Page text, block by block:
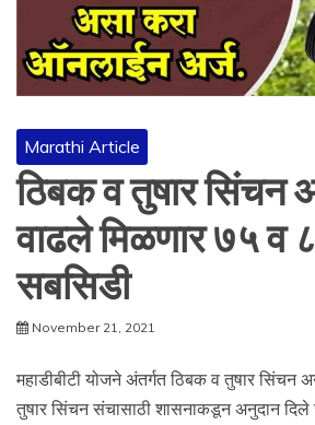
Marathi Article
ठिबक व तुषार सिंचन
वाढले मिळणार ७५ व
सबसिडी
November 21, 2021
महाडीबीटी योजने अंतर्गत ठिबक व तुषार सिंचन
तुषार सिंचन संचासाठी शासनाकडून अनुदान दिले